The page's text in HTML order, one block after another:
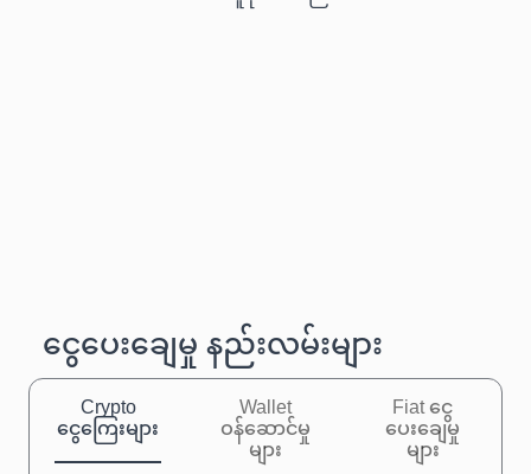
ငွေပေးချေမှု နည်းလမ်းများ
Crypto
ငွေကြေးများ
Wallet
ဝန်ဆောင်မှု
များ
Fiat ငွေ
ပေးချေမှု
များ